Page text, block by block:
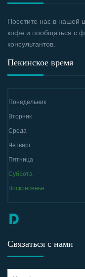
Посетите нас в нашей
кофе и пообщаться с
консультантов.
Пекинское время
Понедельник
Вторник
Среда
Четверг
Пятница
Суббота
Воскресенье
Связаться с нами